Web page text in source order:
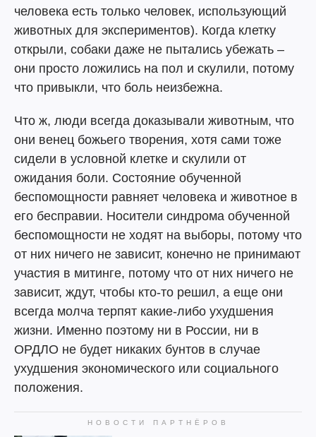
человека есть только человек, использующий
животных для экспериментов). Когда клетку
открыли, собаки даже не пытались убежать –
они просто ложились на пол и скулили, потому
что привыкли, что боль неизбежна.
Что ж, люди всегда доказывали животным, что
они венец божьего творения, хотя сами тоже
сидели в условной клетке и скулили от
ожидания боли. Состояние обученной
беспомощности равняет человека и животное в
его бесправии. Носители синдрома обученной
беспомощности не ходят на выборы, потому что
от них ничего не зависит, конечно не принимают
участия в митинге, потому что от них ничего не
зависит, ждут, чтобы кто-то решил, а еще они
всегда молча терпят какие-либо ухудшения
жизни. Именно поэтому ни в России, ни в
ОРДЛО не будет никаких бунтов в случае
ухудшения экономического или социального
положения.